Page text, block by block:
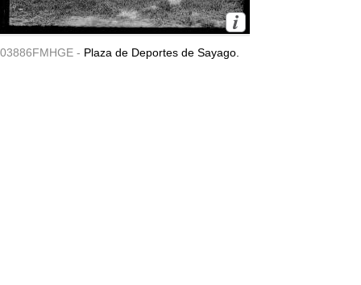
03886FMHGE - Plaza de Deportes de Sayago.